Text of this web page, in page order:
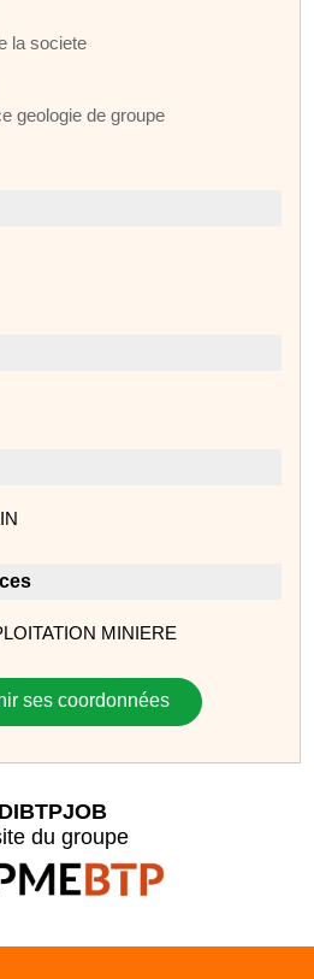
la societe
geologie de groupe
MINIERE
ses coordonnées
du groupe